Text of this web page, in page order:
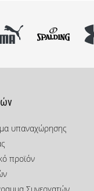
υπαναχώρησης
προϊόν